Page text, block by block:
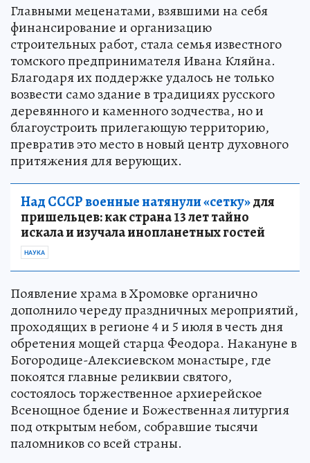
Главными меценатами, взявшими на себя
финансирование и организацию
строительных работ, стала семья известного
томского предпринимателя Ивана Кляйна.
Благодаря их поддержке удалось не только
возвести само здание в традициях русского
деревянного и каменного зодчества, но и
благоустроить прилегающую территорию,
превратив это место в новый центр духовного
притяжения для верующих.
Над СССР военные натянули «сетку»для
пришельцев: как страна 13 лет тайно
искала и изучала инопланетных гостей
НАУКА
Появление храма в Хромовке органично
дополнило череду праздничных мероприятий,
проходящих в регионе 4 и 5 июля в честь дня
обретения мощей старца Феодора. Накануне в
Богородице-Алексиевском монастыре, где
покоятся главные реликвии святого,
состоялось торжественное архиерейское
Всенощное бдение и Божественная литургия
под открытым небом, собравшие тысячи
паломников со всей страны.